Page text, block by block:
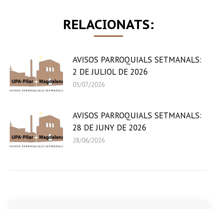
RELACIONATS:
AVISOS PARROQUIALS SETMANALS:
2 DE JULIOL DE 2026
05/07/2026
AVISOS PARROQUIALS SETMANALS:
28 DE JUNY DE 2026
28/06/2026